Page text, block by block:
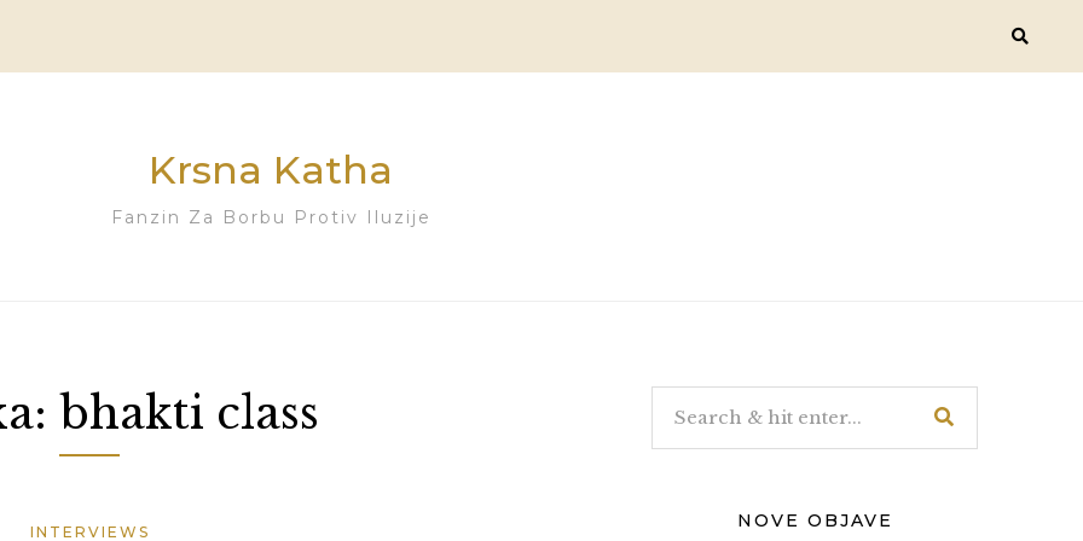
Krsna Katha
Fanzin Za Borbu Protiv Iluzije
bhakti class
INTERVIEWS
NOVE OBJAVE